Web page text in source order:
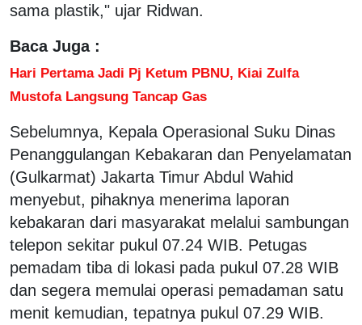
sama plastik," ujar Ridwan.
Baca Juga :
Hari Pertama Jadi Pj Ketum PBNU, Kiai Zulfa
Mustofa Langsung Tancap Gas
Sebelumnya, Kepala Operasional Suku Dinas
Penanggulangan Kebakaran dan Penyelamatan
(Gulkarmat) Jakarta Timur Abdul Wahid
menyebut, pihaknya menerima laporan
kebakaran dari masyarakat melalui sambungan
telepon sekitar pukul 07.24 WIB. Petugas
pemadam tiba di lokasi pada pukul 07.28 WIB
dan segera memulai operasi pemadaman satu
menit kemudian, tepatnya pukul 07.29 WIB.